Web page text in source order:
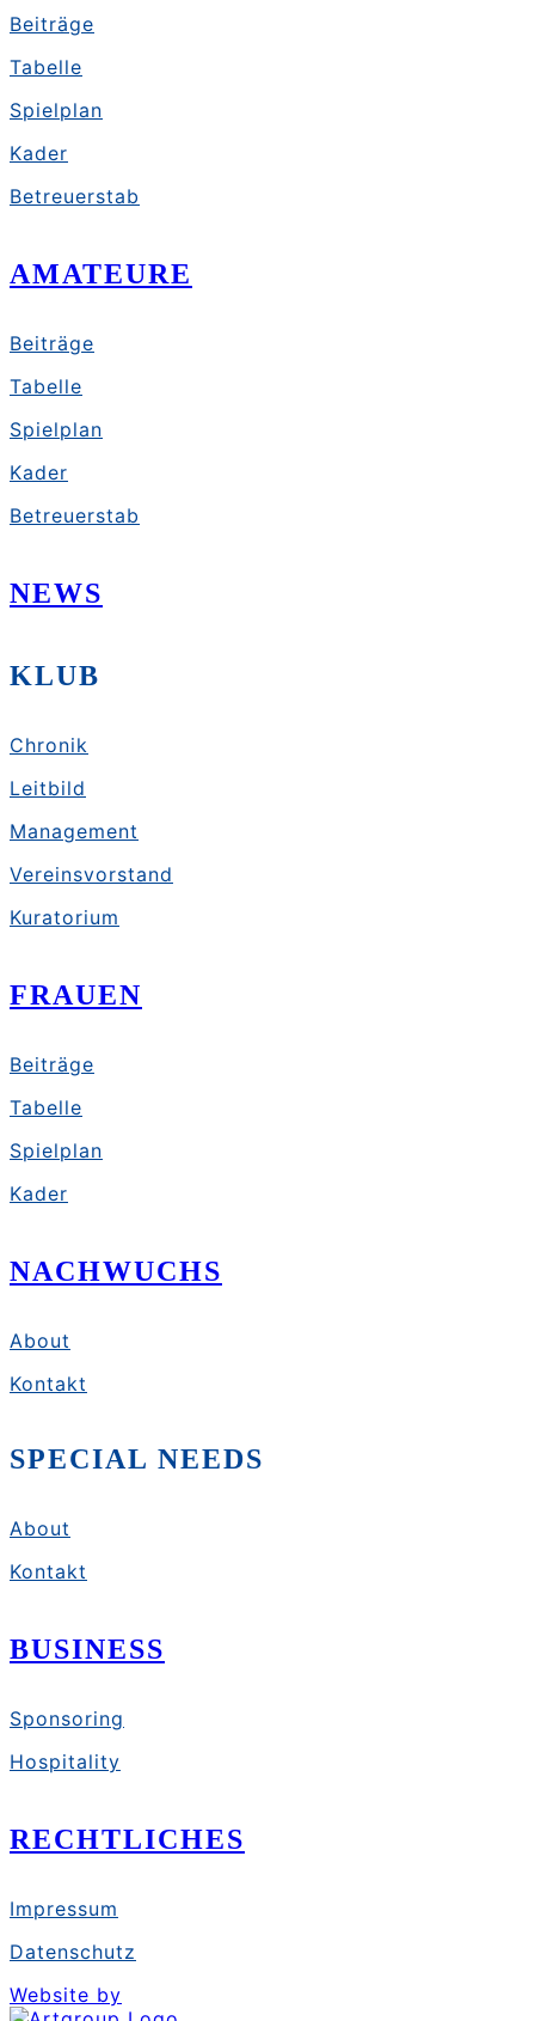
Beiträge
Tabelle
Spielplan
Kader
Betreuerstab
AMATEURE
Beiträge
Tabelle
Spielplan
Kader
Betreuerstab
NEWS
KLUB
Chronik
Leitbild
Management
Vereinsvorstand
Kuratorium
FRAUEN
Beiträge
Tabelle
Spielplan
Kader
NACHWUCHS
About
Kontakt
SPECIAL NEEDS
About
Kontakt
BUSINESS
Sponsoring
Hospitality
RECHTLICHES
Impressum
Datenschutz
Website by